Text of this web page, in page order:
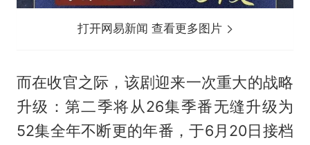
打开网易新闻 查看更多图片
而在收官之际，该剧迎来一次重大的战略
升级：第二季将从26集季番无缝升级为
52集全年不断更的年番，于6月20日接档